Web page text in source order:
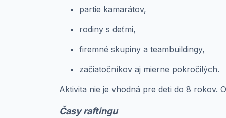
partie kamarátov,
rodiny s deťmi,
firemné skupiny a teambuildingy,
začiatočníkov aj mierne pokročilých.
Aktivita nie je vhodná pre deti do 8 rokov.
Časy raftingu